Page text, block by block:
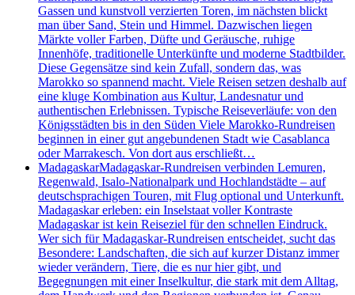
Gassen und kunstvoll verzierten Toren, im nächsten blickt
man über Sand, Stein und Himmel. Dazwischen liegen
Märkte voller Farben, Düfte und Geräusche, ruhige
Innenhöfe, traditionelle Unterkünfte und moderne Stadtbilder.
Diese Gegensätze sind kein Zufall, sondern das, was
Marokko so spannend macht. Viele Reisen setzen deshalb auf
eine kluge Kombination aus Kultur, Landesnatur und
authentischen Erlebnissen. Typische Reiseverläufe: von den
Königsstädten bis in den Süden Viele Marokko-Rundreisen
beginnen in einer gut angebundenen Stadt wie Casablanca
oder Marrakesch. Von dort aus erschließt…
MadagaskarMadagaskar-Rundreisen verbinden Lemuren,
Regenwald, Isalo-Nationalpark und Hochlandstädte – auf
deutschsprachigen Touren, mit Flug optional und Unterkunft.
Madagaskar erleben: ein Inselstaat voller Kontraste
Madagaskar ist kein Reiseziel für den schnellen Eindruck.
Wer sich für Madagaskar-Rundreisen entscheidet, sucht das
Besondere: Landschaften, die sich auf kurzer Distanz immer
wieder verändern, Tiere, die es nur hier gibt, und
Begegnungen mit einer Inselkultur, die stark mit dem Alltag,